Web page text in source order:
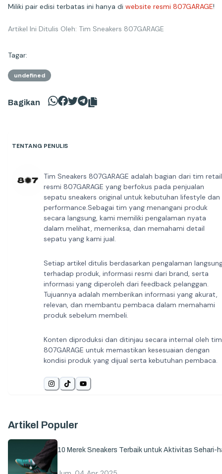
Miliki pair edisi terbatas ini hanya di website resmi 807GARAGE!
Artikel Ini Ditulis Oleh: Tim Sneakers 807GARAGE
Tagar:
undefined
Bagikan
TENTANG PENULIS
Tim Sneakers 807GARAGE adalah bagian dari tim retail
resmi 807GARAGE yang berfokus pada penjualan
sepatu sneakers original untuk kebutuhan lifestyle dan
performance.Sebagai tim yang menangani produk
secara langsung, kami memiliki pengalaman nyata
dalam melihat, memeriksa, dan memahami detail
sepatu yang kami jual.
Setiap artikel ditulis berdasarkan pengalaman
terhadap produk, informasi resmi dari brand, serta
informasi yang diperoleh dari feedback pelanggan.
Tujuannya adalah memberikan informasi yang akurat,
relevan, dan membantu pembaca dalam memahami
produk sebelum membeli.
Konten diproduksi dan ditinjau secara internal oleh tim
807GARAGE untuk memastikan kesesuaian dengan
kondisi produk yang dijual serta kebutuhan pembaca.
Artikel Populer
10 Merek Sneakers Terbaik untuk Aktivitas Sehari-